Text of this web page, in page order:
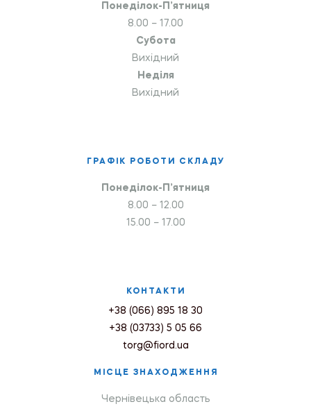
Понеділок-П’ятниця
8.00 – 17.00
Субота
Вихідний
Неділя
Вихідний
ГРАФІК РОБОТИ СКЛАДУ
Понеділок-П’ятниця
8.00 – 12.00
15.00 – 17.00
КОНТАКТИ
+38 (066) 895 18 30
+38 (03733) 5 05 66
torg@fiord.ua
МІСЦЕ ЗНАХОДЖЕННЯ
Чернівецька область